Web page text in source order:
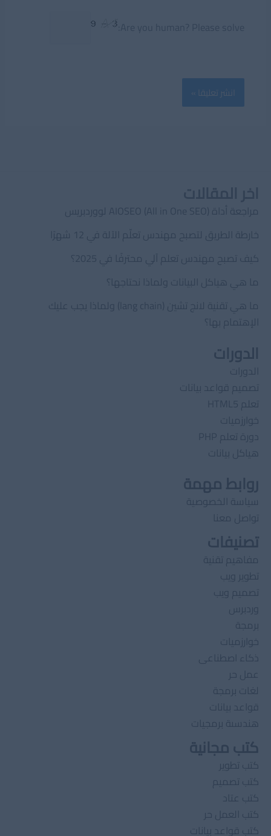
مراجعة أداة AIOSEO (All in One SEO) لووردبريس
خارطة الطريق لتصبح مهندس تعلّم الآلة في 12 شهرًا
كيف تصبح مهندس تعلم آلي محترفًا في 2025؟
ما هي هياكل البيانات ولماذا نحتاجها؟
ما هي تقنية لانج تشين (lang chain) ولماذا يجب عليك
الإهتمام بها؟
الدورات
الدورات
تصميم قواعد بيانات
تعلم HTML5
خوارزميات
دورة تعلم PHP
هياكل بيانات
روابط مهمة
سياسة الخصوصية
تواصل معنا
تصنيفات
مفاهيم تقنية
تطوير ويب
تصميم ويب
وردبرس
برمجة
خوارزميات
ذكاء اصطناعى
عمل حر
لغات برمجة
قواعد بيانات
هندسىة برمجيات
كتب مجانية
كتب تطوير
كتب تصميم
كتب عتاد
كتب العمل حر
كتب قواعد بيانات